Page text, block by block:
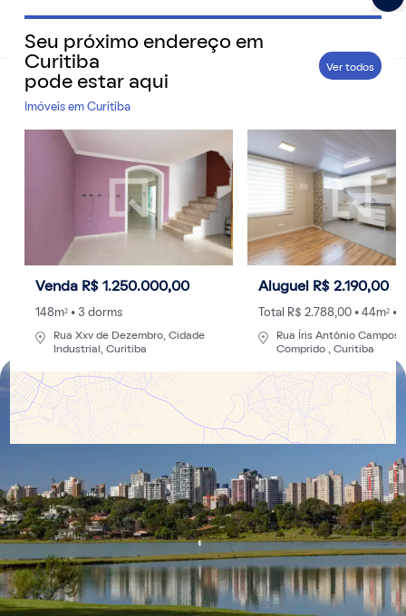
QuintoAndar Guias - Inspiração e tudo o que você
Home> Cidades
Veja 5 bairros bons e baratos para morar em
Curitiba [2025]
Dados recentes do Índice de Aluguel QuintoAndar
Imovelweb apontam algumas das regiões com o melhor
custo-benefício para morar na capital paranaense.
Confira!
PorRedação- 31/12/2023 às 18:48
Atualizado: 06/11/2025 às 15:43
Seu próximo endereço em
Curitiba
pode estar aqui
Imóveis emCuritiba
Ver todos
Venda R$ 1.250.000,00
148m² • 3 dorms
Rua Xxv de Dezembro, Cidade
Industrial, Curitiba
Aluguel R$ 2.190,00
Total R$ 2.788,00 • 44m² •
Rua Íris Antônio Campos,
Comprido , Curitiba